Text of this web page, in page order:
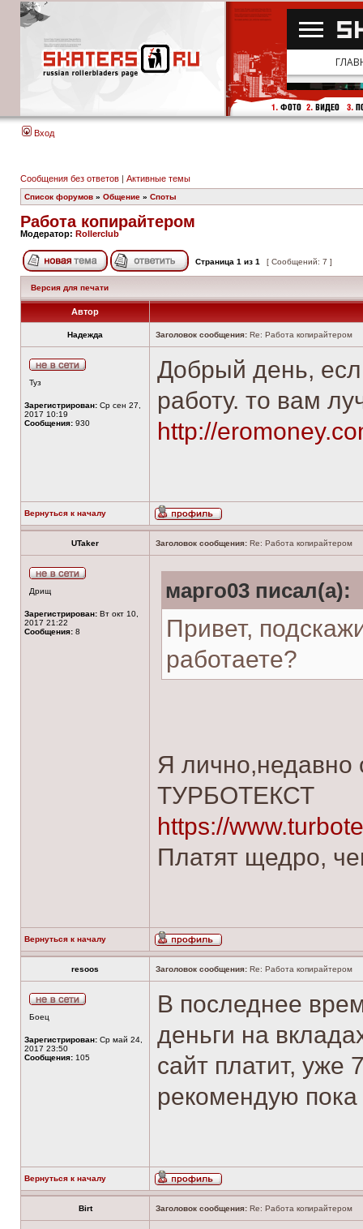
Вход
Сообщения без ответов | Активные темы
Список форумов » Общение » Споты
Работа копирайтером
Модератор: Rollerclub
Страница 1 из 1 [ Сообщений: 7 ]
Версия для печати
Автор
Надежда Заголовок сообщения: Re: Работа копирайтером
Туз
Зарегистрирован: Ср сен 27,
2017 10:19
Сообщения: 930
Добрый день,
работу. то вам
http://
Вернуться к началу
UTaker Заголовок сообщения: Re: Работа копирайтером
Дрищ
Зарегистрирован: Вт окт 10,
2017 21:22
Сообщения: 8
марго03 писал(а):
Привет,
работаете?
Я лично,недавно
ТУРБОТЕКСТ
https://
Платят щедро,
Вернуться к началу
resoos Заголовок сообщения: Re: Работа копирайтером
Боец
Зарегистрирован: Ср май 24,
2017 23:50
Сообщения: 105
В последнее
деньги на
сайт платит, уже
рекомендую пока
Вернуться к началу
Birt Заголовок сообщения: Re: Работа копирайтером